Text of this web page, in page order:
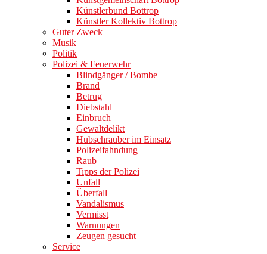
Künstlerbund Bottrop
Künstler Kollektiv Bottrop
Guter Zweck
Musik
Politik
Polizei & Feuerwehr
Blindgänger / Bombe
Brand
Betrug
Diebstahl
Einbruch
Gewaltdelikt
Hubschrauber im Einsatz
Polizeifahndung
Raub
Tipps der Polizei
Unfall
Überfall
Vandalismus
Vermisst
Warnungen
Zeugen gesucht
Service